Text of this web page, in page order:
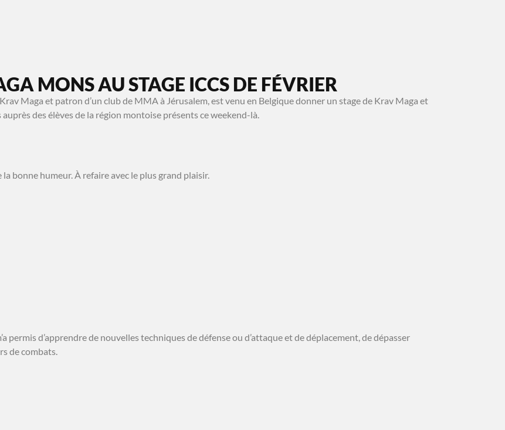
MONS AU STAGE ICCS DE FÉVRIER
Maga et patron d’un club de MMA à Jérusalem, est venu en Belgique donner un stage de Krav Maga et
des élèves de la région montoise présents ce weekend-là.
bonne humeur. À refaire avec le plus grand plaisir.
permis d’apprendre de nouvelles techniques de défense ou d’attaque et de déplacement, de dépasser
de combats.